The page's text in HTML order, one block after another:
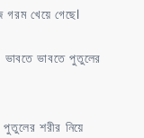
খেয়ে গেছে।
ভাবতে পুতুলের
শরীর নিয়ে